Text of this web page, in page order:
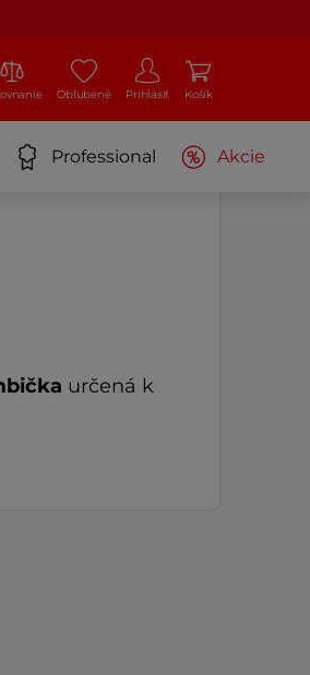
Obľúbené Prihlásiť Košík
Professional Akcie
určená k